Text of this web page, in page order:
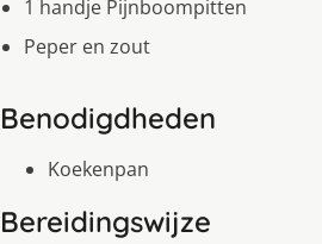
1 handje Pijnboompitten
Peper en zout
Benodigdheden
Koekenpan
Bereidingswijze